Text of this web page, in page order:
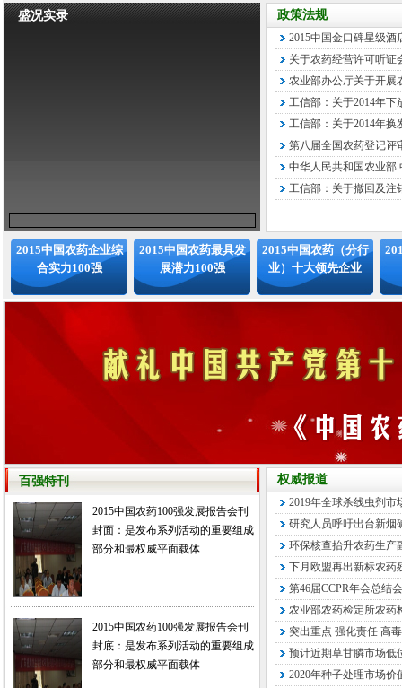
盛况实录 政策法规
2015中国金口碑星级酒
关于农药经营许可听证
农业部办公厅关于开展
工信部：关于2014年下
工信部：关于2014年换
第八届全国农药登记评
中华人民共和国农业部
工信部：关于撤回及注
2015中国农药企业综
合实力100强
2015中国农药最具发
展潜力100强
2015中国农药（分行
业）十大领先企业
百强特刊
2015中国农药100强发展报告会刊
封面：是发布系列活动的重要组成
部分和最权威平面载体
2015中国农药100强发展报告会刊
封底：是发布系列活动的重要组成
部分和最权威平面载体
权威报道
2019年全球杀线虫剂市
研究人员呼吁出台新烟
环保核查抬升农药生产
下月欧盟再出新标农药
第46届CCPR年会总结
农业部农药检定所农药
突出重点 强化责任 高
预计近期草甘膦市场低
2020年种子处理市场价